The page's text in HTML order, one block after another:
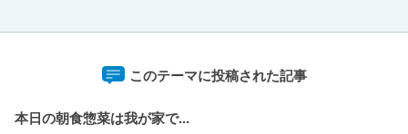
このテーマに投稿された記事
本日の朝食惣菜は我が家で...